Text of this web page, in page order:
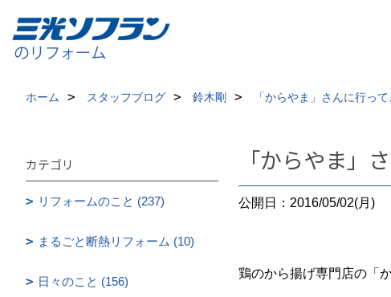
ホーム スタッフブログ 鈴木剛 「からやま」さんに行って
「からやま」
公開日：2016/05/02(月)
鶏のから揚げ専門店の「
カテゴリ
リフォームのこと (237)
まるごと断熱リフォーム (10)
日々のこと (156)